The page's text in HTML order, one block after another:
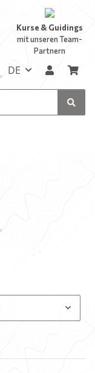
Kurse & Guidings
mit unseren Team-
Partnern
DE